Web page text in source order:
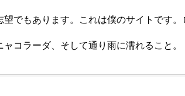
でもあります。これは僕のサイトです。
コラーダ、そして通り雨に濡れること。